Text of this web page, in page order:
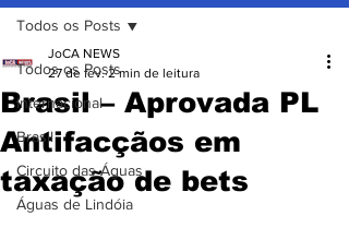
Todos os Posts
Internacional
Brasil
Circuito das Águas
Águas de Lindóia
Todos os Posts
Brasil – Aprovada PL
Antifacçãos em
taxação de bets
JoCA NEWS
27 de fev. 2 min de leitura